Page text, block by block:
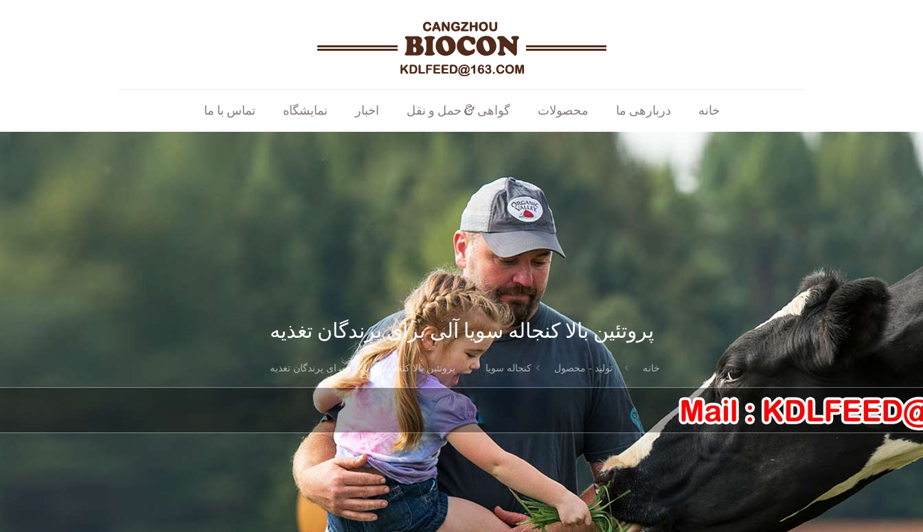
خانه دربارهی ما محصولات گواهی & حمل و نقل اخبار نمایشگاه تماس با ما
پروتئین بالا كنجاله سويا آلی برای پرندگان تغذيه
خانه تولید - محصول کنجاله سویا پروتئین بالا كنجاله سويا آلی برای پرندگان تغذيه